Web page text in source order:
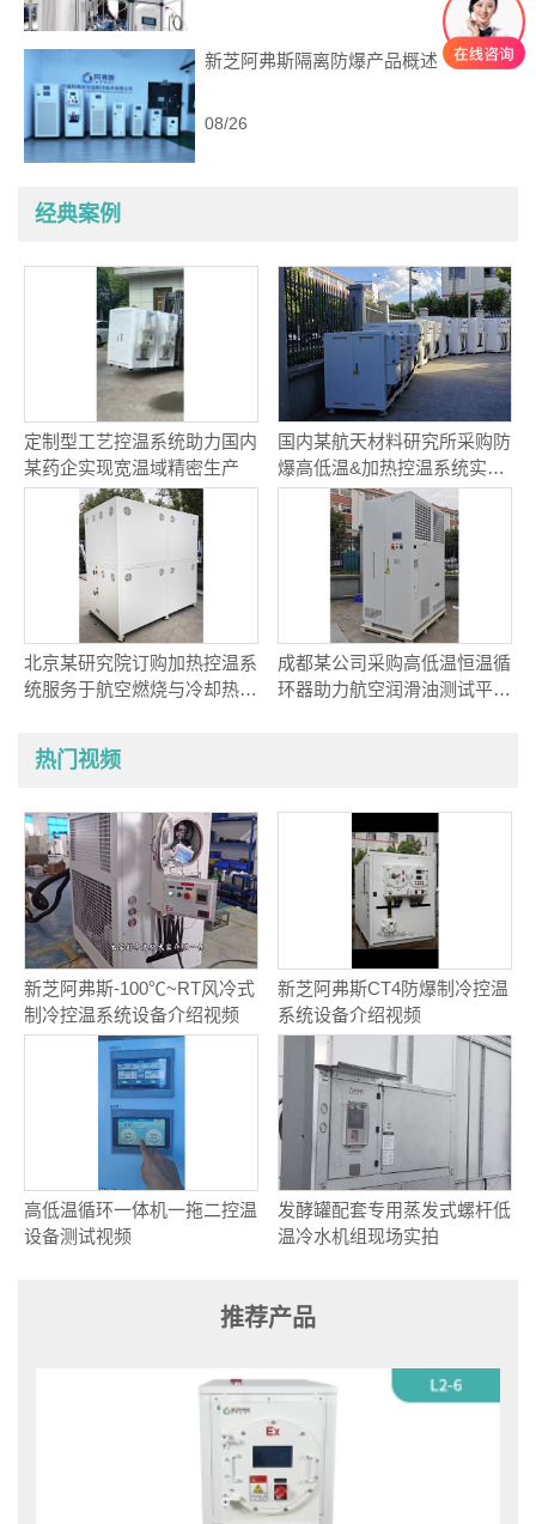
新芝阿弗斯隔离防爆产品概述
08/26
经典案例
定制型工艺控温系统助力国内
某药企实现宽温域精密生产
国内某航天材料研究所采购防
爆高低温&加热控温系统实现
航天材料精准温控
北京某研究院订购加热控温系
统服务于航空燃烧与冷却热耦
成都某公司采购高低温恒温循
环器助力航空润滑油测试平台
热门视频
新芝阿弗斯-100℃~RT风冷式
制冷控温系统设备介绍视频
新芝阿弗斯CT4防爆制冷控温
系统设备介绍视频
高低温循环一体机一拖二控温
设备测试视频
发酵罐配套专用蒸发式螺杆低
温冷水机组现场实拍
推荐产品